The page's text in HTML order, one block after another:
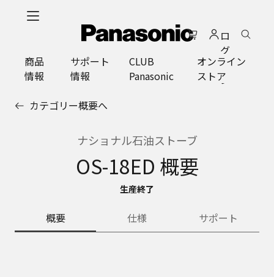
ロ
グ
イ
ン
商品
情報
サポート
情報
CLUB
Panasonic
オンライン
ストア
カテゴリー概要へ
ナショナル石油ストーブ
OS-18ED 概要
生産終了
概要 仕様 サポート